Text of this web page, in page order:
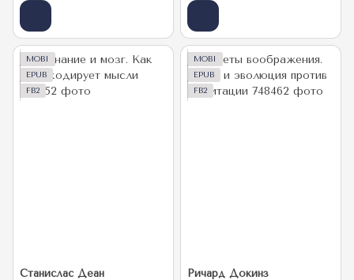
MOBI
EPUB
FB2
Станислас Деан
MOBI
EPUB
FB2
Ричард Докинз